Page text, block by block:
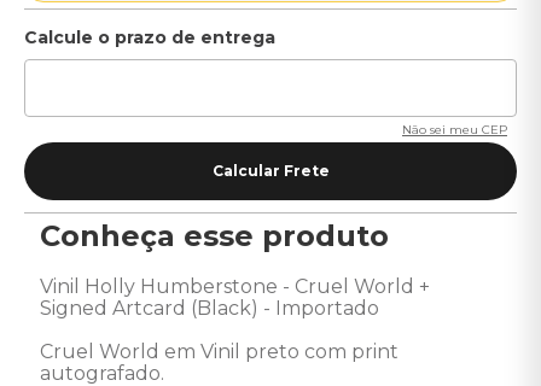
Não sei meu CEP
Conheça esse produto
Vinil Holly Humberstone - Cruel World +
Signed Artcard (Black) - Importado
Cruel World em Vinil preto com print
autografado.